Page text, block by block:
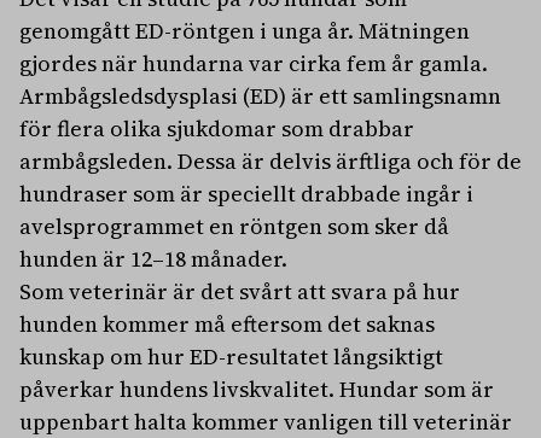
genomgått ED-röntgen i unga år. Mätningen
gjordes när hundarna var cirka fem år gamla.
Armbågsledsdysplasi (ED) är ett samlingsnamn
för flera olika sjukdomar som drabbar
armbågsleden. Dessa är delvis ärftliga och för de
hundraser som är speciellt drabbade ingår i
avelsprogrammet en röntgen som sker då
hunden är 12–18 månader.
Som veterinär är det svårt att svara på hur
hunden kommer må eftersom det saknas
kunskap om hur ED-resultatet långsiktigt
påverkar hundens livskvalitet. Hundar som är
uppenbart halta kommer vanligen till veterinär